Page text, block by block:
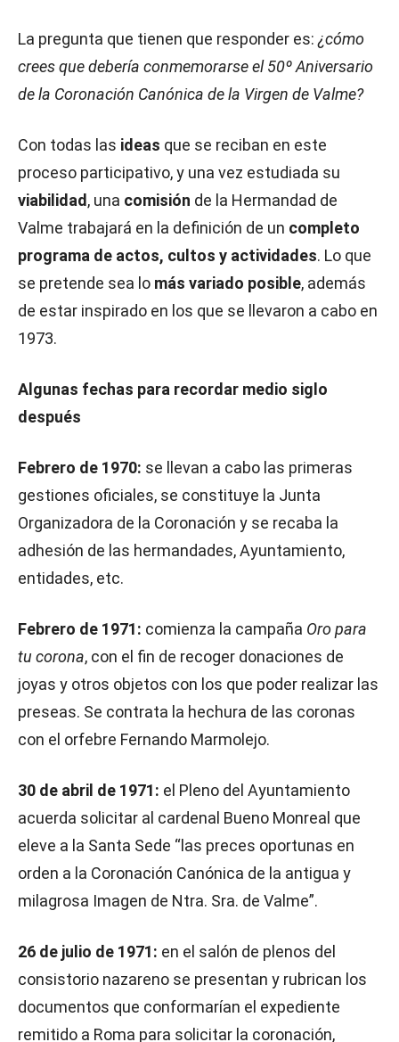
La pregunta que tienen que responder es: ¿cómo
crees que debería conmemorarse el 50º Aniversario
de la Coronación Canónica de la Virgen de Valme?
Con todas las ideas que se reciban en este
proceso participativo, y una vez estudiada su
viabilidad , una comisión de la Hermandad de
Valme trabajará en la definición de un completo
programa de actos, cultos y actividades. Lo que
se pretende sea lo más variado posible, además
de estar inspirado en los que se llevaron a cabo en
1973.
Algunas fechas para recordar medio siglo
después
Febrero de 1970: se llevan a cabo las primeras
gestiones oficiales, se constituye la Junta
Organizadora de la Coronación y se recaba la
adhesión de las hermandades, Ayuntamiento,
entidades, etc.
Febrero de 1971: comienza la campaña Oro para
tu corona, con el fin de recoger donaciones de
joyas y otros objetos con los que poder realizar las
preseas. Se contrata la hechura de las coronas
con el orfebre Fernando Marmolejo.
30 de abril de 1971: el Pleno del Ayuntamiento
acuerda solicitar al cardenal Bueno Monreal que
eleve a la Santa Sede “las preces oportunas en
orden a la Coronación Canónica de la antigua y
milagrosa Imagen de Ntra. Sra. de Valme”.
26 de julio de 1971: en el salón de plenos del
consistorio nazareno se presentan y rubrican los
documentos que conformarían el expediente
remitido a Roma para solicitar la coronación,